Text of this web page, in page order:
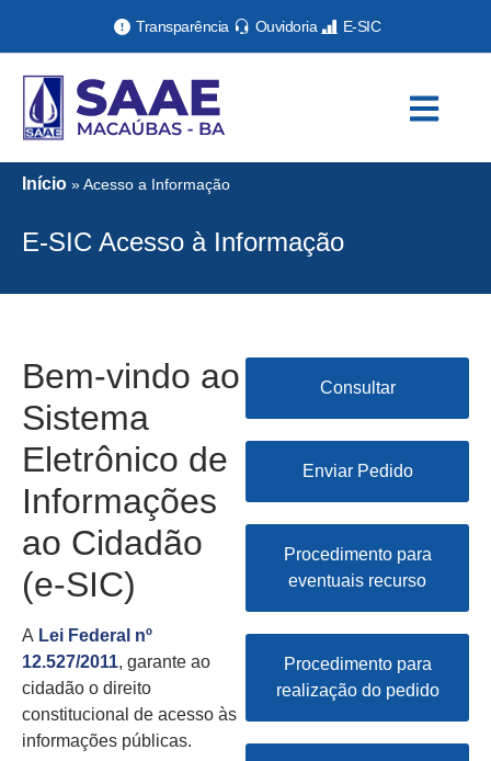
Transparência Ouvidoria E-SIC
Início »Acesso a Informação
E-SIC Acesso à Informação
Bem-vindo ao
Sistema
Eletrônico de
Informações
ao Cidadão
(e-SIC)
A Lei Federal nº
12.527/2011, garante ao
cidadão o direito
constitucional de acesso às
informações públicas.
Consultar
Enviar Pedido
Procedimento para
eventuais recurso
Procedimento para
realização do pedido